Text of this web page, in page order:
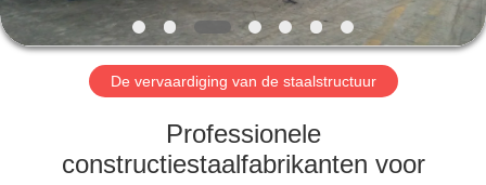
VR-
SHOW
ONGEVEER
ONS
De vervaardiging van de staalstructuur
Professionele
constructiestaalfabrikanten voor